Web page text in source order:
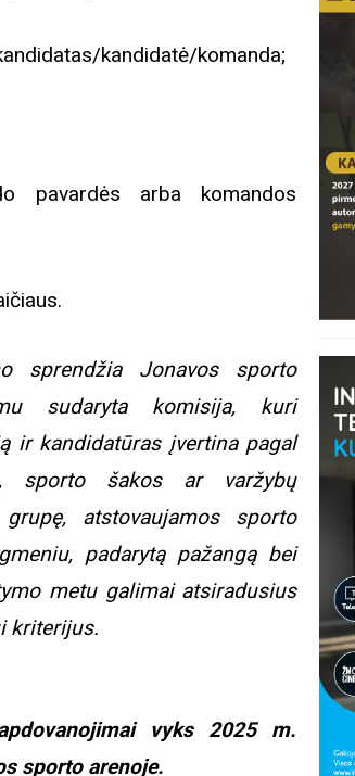
Biblioteka kviečia į renginius
kandidatė/komanda;
pavardės arba komandos
sprendžia Jonavos sporto
sudaryta komisija, kuri
ir kandidatūras įvertina pagal
sporto šakos ar varžybų
atstovaujamos sporto
padarytą pažangą bei
metu galimai atsiradusius
kriterijus.
vyks 2025 m.
sporto arenoje.